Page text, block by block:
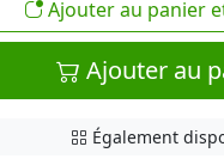
Ajouter au panier
Ajouter au
Également